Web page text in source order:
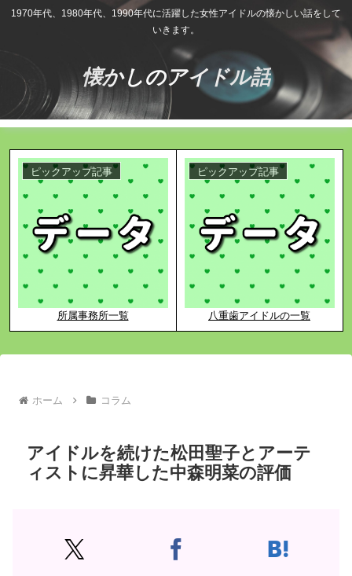
1970年代、1980年代、1990年代に活躍した女性アイドルの懐かしい話をして
いきます。
懐かしのアイドル話
ピックアップ記事
所属事務所一覧
ピックアップ記事
八重歯アイドルの一覧
ホーム コラム
アイドルを続けた松田聖子とアーテ
ィストに昇華した中森明菜の評価